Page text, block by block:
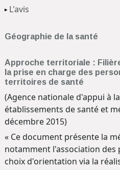
L'avis
Géographie de la santé
Approche territoriale :
la prise en charge des
territoires de santé
(Agence nationale d'appui à
établissements de santé et
décembre 2015)
« Ce document présente la
notamment l'association des
choix d'orientation via la